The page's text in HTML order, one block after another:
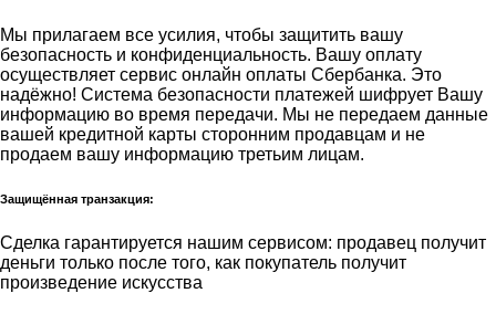
Мы прилагаем все усилия, чтобы защитить вашу
безопасность и конфиденциальность. Вашу оплату
осуществляет сервис онлайн оплаты Сбербанка. Это
надёжно! Система безопасности платежей шифрует Вашу
информацию во время передачи. Мы не передаем данные
вашей кредитной карты сторонним продавцам и не
продаем вашу информацию третьим лицам.
Защищённая транзакция:
Сделка гарантируется нашим сервисом: продавец получит
деньги только после того, как покупатель получит
произведение искусства